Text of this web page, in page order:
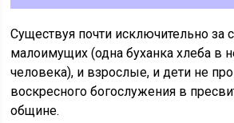
Существуя почти исключительно за
малоимущих (одна буханка хлеба в
человека), и взрослые, и дети не
воскресного богослужения в
общине.